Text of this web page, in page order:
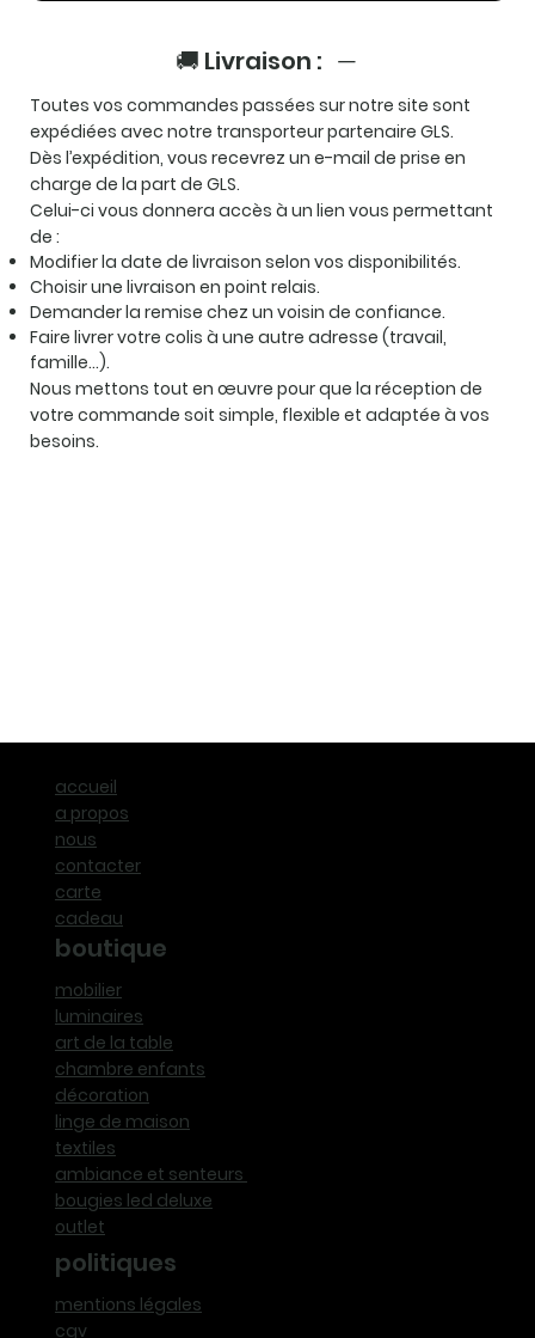
🚚 Livraison :
Toutes vos commandes passées sur notre site sont
expédiées avec notre transporteur partenaireGLS.
Dès l’expédition, vous recevrez un e-mail de prise en
charge de la part de GLS.
Celui-ci vous donnera accès à un lien vous permettant
de :
Modifier la date de livraison selon vos disponibilités.
Choisir une livraison en point relais.
Demander la remise chez un voisin de confiance.
Faire livrer votre colis à une autre adresse (travail,
famille…).
Nous mettons tout en œuvre pour que la réception de
votre commande soit simple, flexible et adaptée à vos
besoins.
accueil
a propos
nous
contacter
carte
cadeau
boutique
mobilier
luminaires
art de la table
chambre enfants
décoration
linge de maison
textiles
ambiance et senteurs
bougies led deluxe
outlet
politiques
mentions légales
cgv